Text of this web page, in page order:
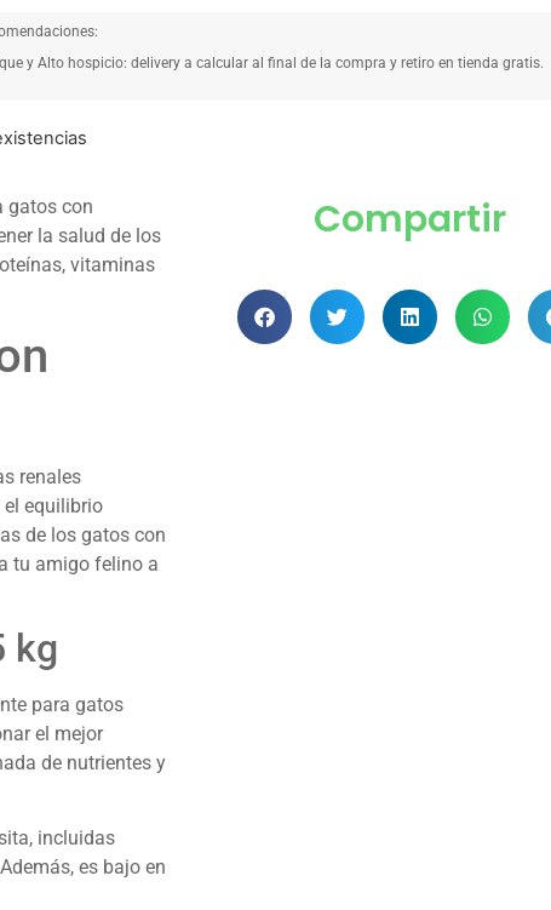
y Alto hospicio: delivery a calcular al final de la compra y retiro en tienda gratis.
gatos con
la salud de los
vitaminas
renales
el equilibrio
de los gatos con
tu amigo felino a
kg
para gatos
el mejor
de nutrientes y
incluidas
es bajo en
Compartir